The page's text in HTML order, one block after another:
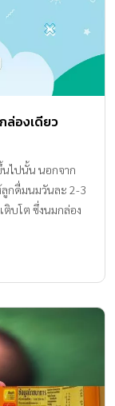
ล่องเดียว
นไปนั้น นอกจาก
ลูกดื่มนมวันละ 2-3
ติบโต ซึ่งนมกล่อง
อง UHT ทุกวันนี้
อให้ตัวสูงเท่านั้น
ยกให้ “ดัชมิ
Choice UHT
ทีม